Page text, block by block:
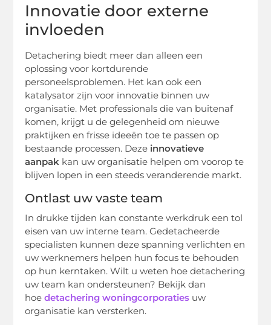
Innovatie door externe
invloeden
Detachering biedt meer dan alleen een
oplossing voor kortdurende
personeelsproblemen. Het kan ook een
katalysator zijn voor innovatie binnen uw
organisatie. Met professionals die van buitenaf
komen, krijgt u de gelegenheid om nieuwe
praktijken en frisse ideeën toe te passen op
bestaande processen. Deze innovatieve
aanpak kan uw organisatie helpen om voorop te
blijven lopen in een steeds veranderende markt.
Ontlast uw vaste team
In drukke tijden kan constante werkdruk een tol
eisen van uw interne team. Gedetacheerde
specialisten kunnen deze spanning verlichten en
uw werknemers helpen hun focus te behouden
op hun kerntaken. Wilt u weten hoe detachering
uw team kan ondersteunen? Bekijk dan
hoedetachering woningcorporaties uw
organisatie kan versterken.